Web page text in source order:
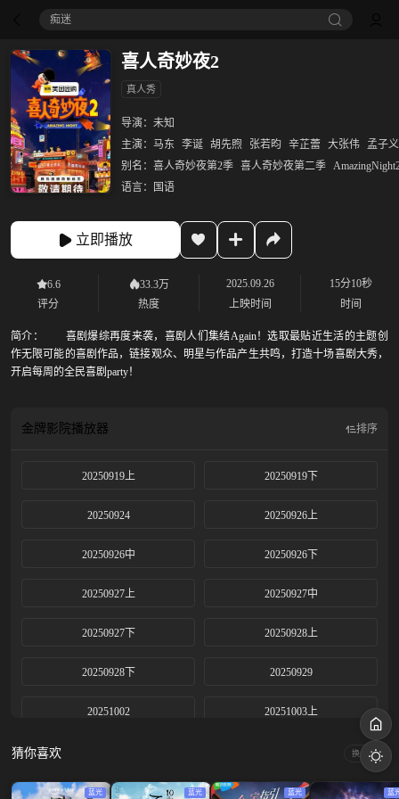
痴迷
喜人奇妙夜2
真人秀
导演： 未知
主演： 马东 李诞 胡先煦 张若昀 辛芷蕾 大张伟
孟子义
别名： 喜人奇妙夜第2季 喜人奇妙夜第二季
语言：
国语
立即播放
6.6
评分
33.3万
热度
2025.09.26
上映时间
15分10秒
时间
简介：
喜剧爆综再度来袭，喜剧人们集结Again！选取最贴近生活的主题创
作无限可能的喜剧作品，链接观众、明星与作品产生共鸣，打造十场喜剧大秀，
开启每周的全民喜剧party！
金牌影院播放器 排序
20250919上 20250919下
20250924 20250926上
20250926中 20250926下
20250927上 20250927中
20250927下 20250928上
20250928下 20250929
20251002 20251003上
20251004中 20251004下
猜你喜欢 换一换
蓝光 蓝光 蓝光 蓝